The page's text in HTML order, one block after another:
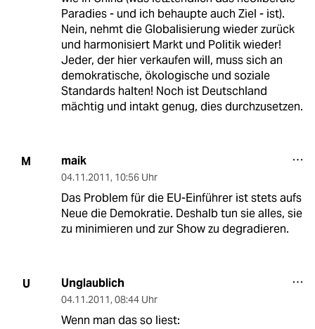
Paradies - und ich behaupte auch Ziel - ist).
Nein, nehmt die Globalisierung wieder zurück
und harmonisiert Markt und Politik wieder!
Jeder, der hier verkaufen will, muss sich an
demokratische, ökologische und soziale
Standards halten! Noch ist Deutschland
mächtig und intakt genug, dies durchzusetzen.
M maik
04.11.2011, 10:56 Uhr
Das Problem für die EU-Einführer ist stets aufs
Neue die Demokratie. Deshalb tun sie alles, sie
zu minimieren und zur Show zu degradieren.
U Unglaublich
04.11.2011, 08:44 Uhr
Wenn man das so liest: